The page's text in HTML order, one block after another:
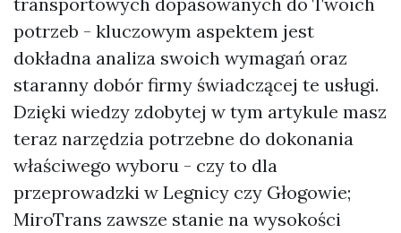
potrzeb - kluczowym aspektem jest
dokładna analiza swoich wymagań oraz
staranny dobór firmy świadczącej te usługi.
Dzięki wiedzy zdobytej w tym artykule masz
teraz narzędzia potrzebne do dokonania
właściwego wyboru - czy to dla
przeprowadzki w Legnicy czy Głogowie;
MiroTrans zawsze stanie na wysokości